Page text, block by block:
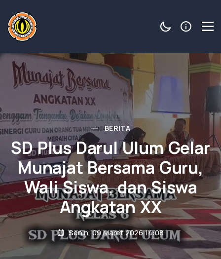
BERITA
SD Plus Darul Ulum Gelar
Munajat Bersama Guru,
Wali Siswa, dan Siswa
Angkatan XX
Senin, 09 Maret 2026 14:08